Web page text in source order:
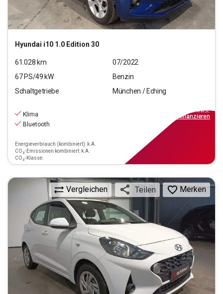
Hyundai i10 1.0 Edition 30
61.028 km
07/2022
67PS/49 kW
Benzin
Schaltgetriebe
München / Eching
Klima
Bluetooth
Energieverbrauch (kombiniert): k.A.
CO₂-Emissionen kombiniert: k.A.
CO₂-Klasse:
inkl.MwSt.
finanzieren
Vergleichen Teilen Merken